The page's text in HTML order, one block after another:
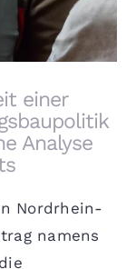
einer
Analyse
Nordrhein-
namens